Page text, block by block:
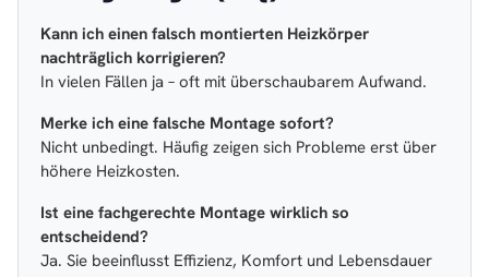
Kann ich einen falsch montierten Heizkörper
nachträglich korrigieren?
In vielen Fällen ja – oft mit überschaubarem Aufwand.
Merke ich eine falsche Montage sofort?
Nicht unbedingt. Häufig zeigen sich Probleme erst über
höhere Heizkosten.
Ist eine fachgerechte Montage wirklich so
entscheidend?
Ja. Sie beeinflusst Effizienz, Komfort und Lebensdauer